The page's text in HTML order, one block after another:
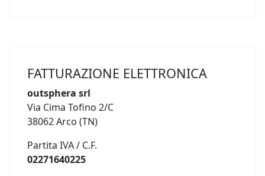
FATTURAZIONE ELETTRONICA
outsphera srl
Via Cima Tofino 2/C
38062 Arco (TN)
Partita IVA / C.F.
02271640225